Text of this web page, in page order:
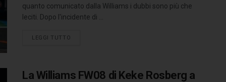
quanto comunicato dalla Williams i dubbi sono più che
leciti. Dopo l'incidente di ...
LEGGI TUTTO
La Williams FW08 di Keke Rosberg a